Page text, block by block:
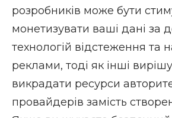
розробників може бути
монетизувати ваші дані за
технологій відстеження та
реклами, тоді як інші
викрадати ресурси
провайдерів замість